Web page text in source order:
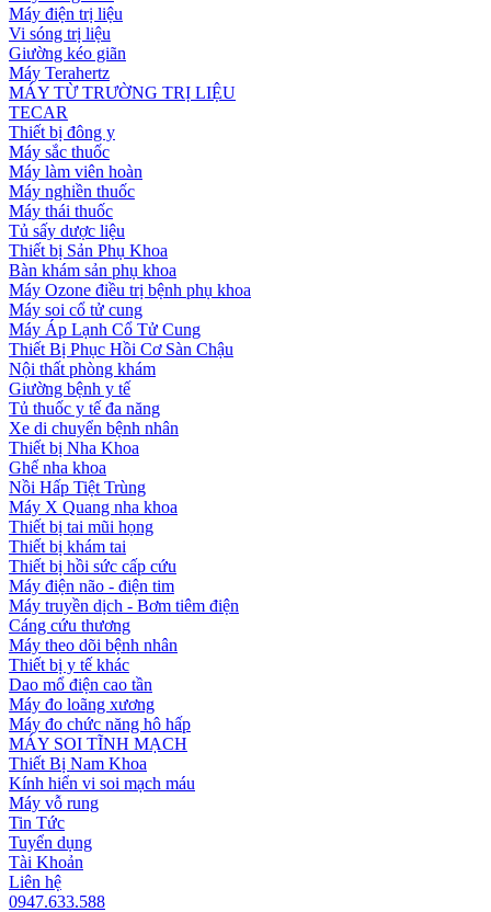
Máy điện trị liệu
Vi sóng trị liệu
Giường kéo giãn
Máy Terahertz
MÁY TỪ TRƯỜNG TRỊ LIỆU
TECAR
Thiết bị đông y
Máy sắc thuốc
Máy làm viên hoàn
Máy nghiền thuốc
Máy thái thuốc
Tủ sấy dược liệu
Thiết bị Sản Phụ Khoa
Bàn khám sản phụ khoa
Máy Ozone điều trị bệnh phụ khoa
Máy soi cổ tử cung
Máy Áp Lạnh Cổ Tử Cung
Thiết Bị Phục Hồi Cơ Sàn Chậu
Nội thất phòng khám
Giường bệnh y tế
Tủ thuốc y tế đa năng
Xe di chuyển bệnh nhân
Thiết bị Nha Khoa
Ghế nha khoa
Nồi Hấp Tiệt Trùng
Máy X Quang nha khoa
Thiết bị tai mũi họng
Thiết bị khám tai
Thiết bị hồi sức cấp cứu
Máy điện não - điện tim
Máy truyền dịch - Bơm tiêm điện
Cáng cứu thương
Máy theo dõi bệnh nhân
Thiết bị y tế khác
Dao mổ điện cao tần
Máy đo loãng xương
Máy đo chức năng hô hấp
MÁY SOI TĨNH MẠCH
Thiết Bị Nam Khoa
Kính hiển vi soi mạch máu
Máy vỗ rung
Tin Tức
Tuyển dụng
Tài Khoản
Liên hệ
0947.633.588